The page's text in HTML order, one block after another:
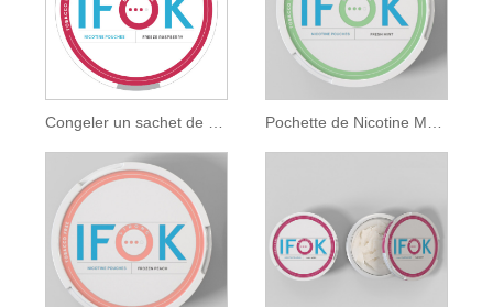
Congeler un sachet de nicotine à la framboise Pochette de Nicotine Menthe Fraîche